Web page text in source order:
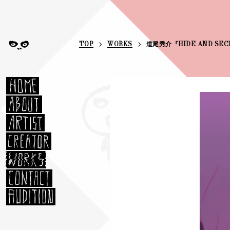
TOP WORKS 道尾秀介『HIDE AND